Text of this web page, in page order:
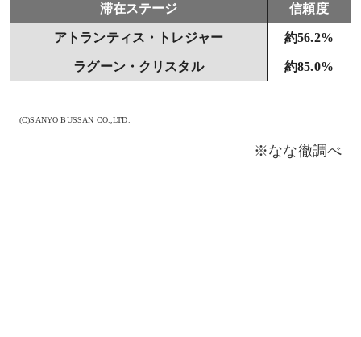
滞在ステージ 信頼度
アトランティス・トレジャー 約56.2%
ラグーン・クリスタル 約85.0%
(C)SANYO BUSSAN CO.,LTD.
※なな徹調べ